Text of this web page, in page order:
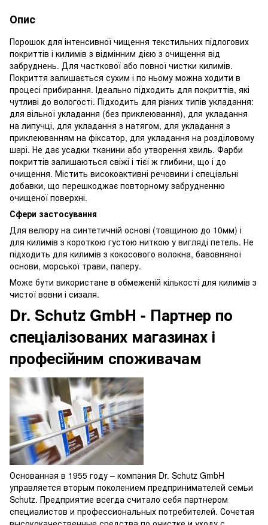
Опис
Порошок для інтенсивної чищення текстильних підлогових
покриттів і килимів з відмінним дією з очищення від
забруднень. Для часткової або повної чистки килимів.
Покриття залишається сухим і по ньому можна ходити в
процесі прибирання. Ідеально підходить для покриттів, які
чутливі до вологості. Підходить для різних типів укладання:
для вільної укладання (без приклеювання), для укладання
на липучці, для укладання з натягом, для укладання з
приклеюванням на фіксатор, для укладання на розділовому
шарі. Не дає усадки тканини або утворення хвиль. Фарби
покриттів залишаються свіжі і тієї ж глибини, що і до
очищення. Містить високоактивні речовини і спеціальні
добавки, що перешкоджає повторному забрудненню
очищеної поверхні.
Сфери застосування
Для велюру на синтетичній основі (товщиною до 10мм) і
для килимів з короткою густою ниткою у вигляді петель. Не
підходить для килимів з кокосового волокна, бавовняної
основи, морської трави, паперу.
Може бути використане в обмеженій кількості для килимів з
чистої вовни і сизаля.
Dr. Schutz GmbH - Партнер по
спеціалізованих магазинах і
професійним споживачам
Основанная в 1955 году – компания Dr. Schutz GmbH
управляется вторым поколением предпринимателей семьи
Schutz. Предприятие всегда считало себя партнером
специалистов и профессиональных потребителей. Сочетая